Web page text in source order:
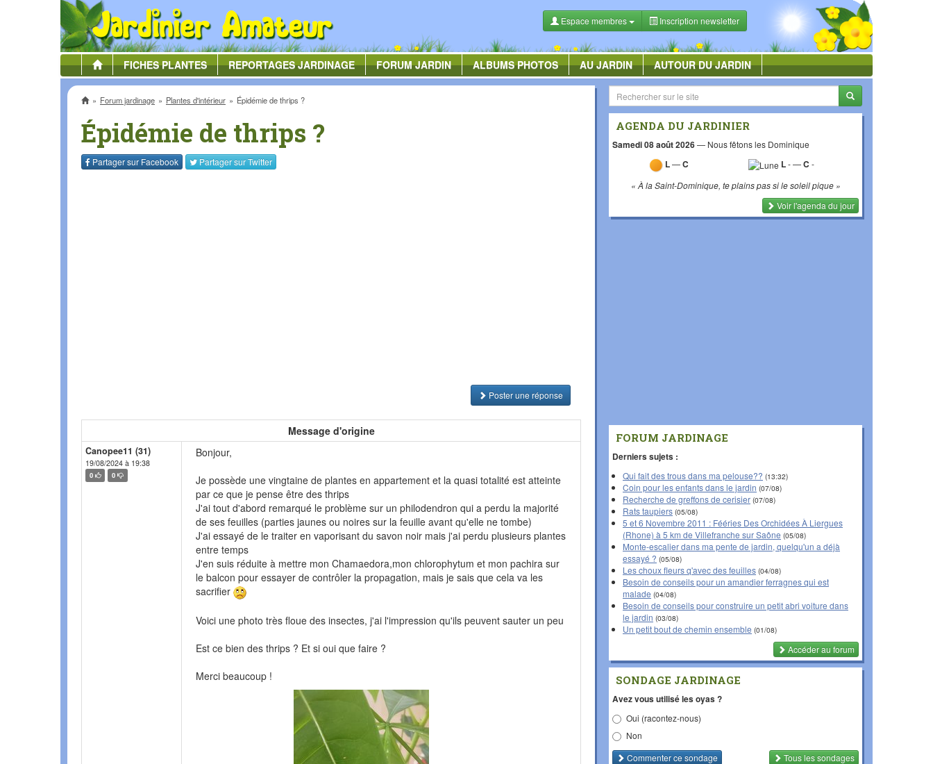
Espace membres Inscription newsletter
FICHESPLANTES REPORTAGESJARDINAGE FORUMJARDIN ALBUMSPHOTOS AU JARDIN AUTOUR DU JARDIN
AccueilForum jardinage Plantes d'intérieur Épidémie de thrips ?
Épidémie de thrips ?
Partager sur Facebook Partager surTwitter
Poster une réponse
Message d'origine
Canopee11 (31)
19/08/2024 à 19:38
0 0
Bonjour,
Je possède une vingtaine de plantes en appartement et la quasi totalité est atteinte
par ce que je pense être des thrips
J'ai tout d'abord remarqué le problème sur un philodendron qui a perdu la majorité
de ses feuilles (parties jaunes ou noires sur la feuille avant qu'elle ne tombe)
J'ai essayé de le traiter en vaporisant du savon noir mais j'ai perdu plusieurs plantes
entre temps
J'en suis réduite à mettre mon Chamaedora,mon chlorophytum et mon pachira sur
le balcon pour essayer de contrôler la propagation, mais je sais que cela va les
sacrifier
Voici une photo très floue des insectes, j'ai l'impression qu'ils peuvent sauter un peu
Est ce bien des thrips ? Et si oui que faire ?
Merci beaucoup !
AGENDA DU JARDINIER
Samedi 08 août 2026— Nous fêtons les Dominique
L—C L-—C-
« À la Saint-Dominique, te plains pas si le soleil pique »
Voir l'agenda du jour
FORUM JARDINAGE
Derniers sujets :
Qui fait des trous dans ma pelouse?? (13:32)
Coin pour les enfants dans le jardin (07/08)
Recherche de greffons de cerisier (07/08)
Rats taupiers (05/08)
5 et 6 Novembre 2011 : Fééries Des Orchidées À Liergues
(Rhone) à 5 km de Villefranche sur Saône (05/08)
Monte-escalier dans ma pente de jardin, quelqu'un a déjà
essayé ? (05/08)
Les choux fleurs q'avec des feuilles (04/08)
Besoin de conseils pour un amandier ferragnes qui est
malade (04/08)
Besoin de conseils pour construire un petit abri voiture dans
le jardin (03/08)
Un petit bout de chemin ensemble (01/08)
Accéder au forum
SONDAGE JARDINAGE
Avez vous utilisé les oyas ?
Oui (racontez-nous)
Non
Commenterce sondage Tous les sondages